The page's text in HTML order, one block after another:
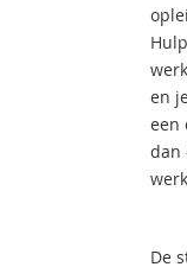
en
een
dan
De